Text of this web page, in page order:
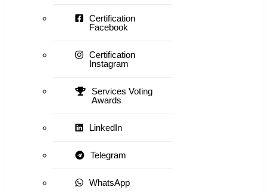
Certification
Facebook
Certification
Instagram
Services Voting
Awards
LinkedIn
Telegram
WhatsApp